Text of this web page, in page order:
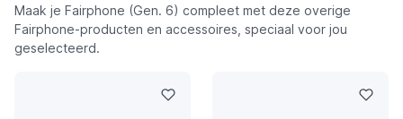
Maak je Fairphone (Gen. 6) compleet met deze overige
Fairphone-producten en accessoires, speciaal voor jou
geselecteerd.